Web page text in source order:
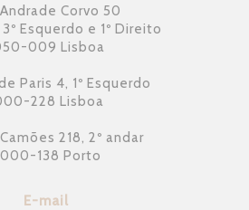
Corvo 50
Esquerdo e 1º Direito
009 Lisboa
Paris 4, 1º Esquerdo
228 Lisboa
218, 2º andar
138 Porto
E-mail